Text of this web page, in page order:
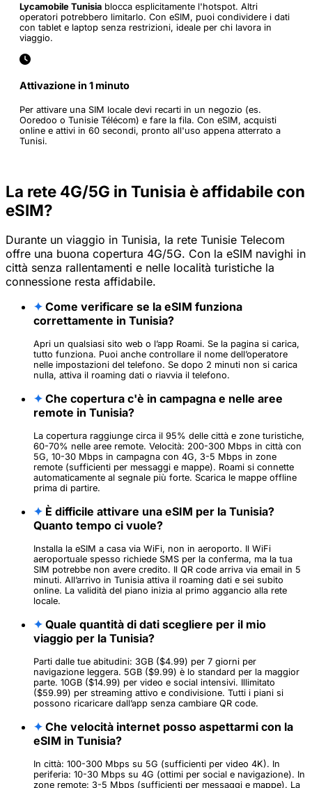
Lycamobile Tunisia blocca esplicitamente l'hotspot. Altri
operatori potrebbero limitarlo. Con eSIM, puoi condividere i dati
con tablet e laptop senza restrizioni, ideale per chi lavora in
viaggio.
Attivazione in 1 minuto
Per attivare una SIM locale devi recarti in un negozio (es.
Ooredoo o Tunisie Télécom) e fare la fila. Con eSIM, acquisti
online e attivi in 60 secondi, pronto all'uso appena atterrato a
Tunisi.
La rete 4G/5G in Tunisia è affidabile con
eSIM?
Durante un viaggio in Tunisia, la rete Tunisie Telecom
offre una buona copertura 4G/5G. Con la eSIM navighi in
città senza rallentamenti e nelle località turistiche la
connessione resta affidabile.
✦ Come verificare se la eSIM funziona
correttamente in Tunisia?
Apri un qualsiasi sito web o l’app Roami. Se la pagina si carica,
tutto funziona. Puoi anche controllare il nome dell’operatore
nelle impostazioni del telefono. Se dopo 2 minuti non si carica
nulla, attiva il roaming dati o riavvia il telefono.
✦ Che copertura c'è in campagna e nelle aree
remote in Tunisia?
La copertura raggiunge circa il 95% delle città e zone turistiche,
60-70% nelle aree remote. Velocità: 200-300 Mbps in città con
5G, 10-30 Mbps in campagna con 4G, 3-5 Mbps in zone
remote (sufficienti per messaggi e mappe). Roami si connette
automaticamente al segnale più forte. Scarica le mappe offline
prima di partire.
✦ È difficile attivare una eSIM per la Tunisia?
Quanto tempo ci vuole?
Installa la eSIM a casa via WiFi, non in aeroporto. Il WiFi
aeroportuale spesso richiede SMS per la conferma, ma la tua
SIM potrebbe non avere credito. Il QR code arriva via email in 5
minuti. All’arrivo in Tunisia attiva il roaming dati e sei subito
online. La validità del piano inizia al primo aggancio alla rete
locale.
✦ Quale quantità di dati scegliere per il mio
viaggio per la Tunisia?
Parti dalle tue abitudini: 3GB ($4.99) per 7 giorni per
navigazione leggera. 5GB ($9.99) è lo standard per la maggior
parte. 10GB ($14.99) per video e social intensivi. Illimitato
($59.99) per streaming attivo e condivisione. Tutti i piani si
possono ricaricare dall’app senza cambiare QR code.
✦ Che velocità internet posso aspettarmi con la
eSIM in Tunisia?
In città: 100-300 Mbps su 5G (sufficienti per video 4K). In
periferia: 10-30 Mbps su 4G (ottimi per social e navigazione). In
zone remote: 3-5 Mbps (sufficienti per messaggi e mappe). La